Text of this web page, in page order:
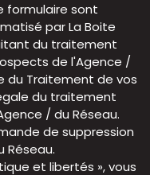
formulaire sont
par La Boite
du traitement
de l'Agence /
du Traitement de vos
du traitement
/ du Réseau.
de suppression
Réseau.
et libertés », vous